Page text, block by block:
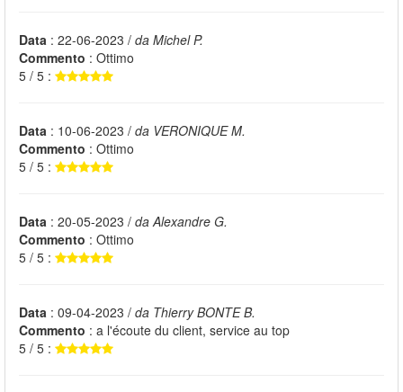
Data : 22-06-2023 / da Michel P.
Commento : Ottimo
5 / 5 :
Data : 10-06-2023 / da VERONIQUE M.
Commento : Ottimo
5 / 5 :
Data : 20-05-2023 / da Alexandre G.
Commento : Ottimo
5 / 5 :
Data : 09-04-2023 / da Thierry BONTE B.
Commento : a l'écoute du client, service au top
5 / 5 :